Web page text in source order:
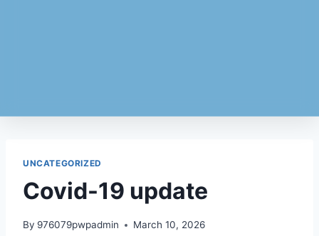
UNCATEGORIZED
Covid-19 update
By 976079pwpadmin March 10, 2026